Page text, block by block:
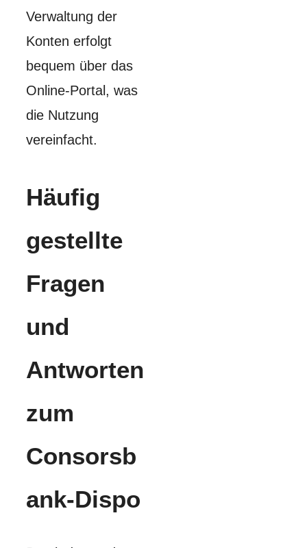
Verwaltung der
Konten erfolgt
bequem über das
Online-Portal, was
die Nutzung
vereinfacht.
Häufig
gestellte
Fragen
und
Antworten
zum
Consorsb
ank-Dispo